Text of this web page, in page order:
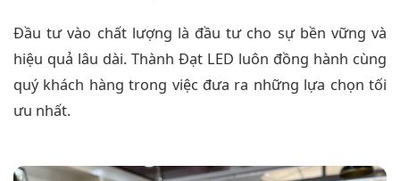
Đầu tư vào chất lượng là đầu tư cho sự bền vững và
hiệu quả lâu dài. Thành Đạt LED luôn đồng hành cùng
quý khách hàng trong việc đưa ra những lựa chọn tối
ưu nhất.